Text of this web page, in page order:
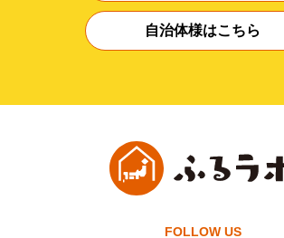
自治体様はこちら
FOLLOW US